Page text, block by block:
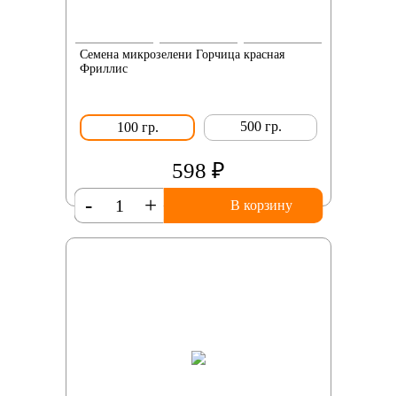
Семена микрозелени Горчица красная
Фриллис
100 гр. 500 гр.
598 ₽
+
- В корзину